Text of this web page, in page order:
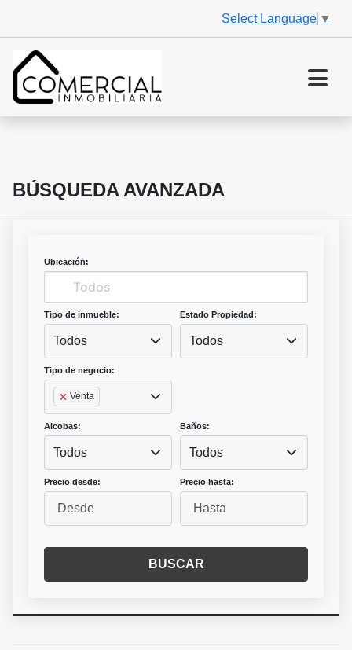
Select Language ▼
BÚSQUEDA AVANZADA
Ubicación:
Tipo de inmueble:
Todos
Estado Propiedad:
Todos
Tipo de negocio:
Venta
Alcobas:
Todos
Baños:
Todos
Precio desde: Precio hasta:
BUSCAR